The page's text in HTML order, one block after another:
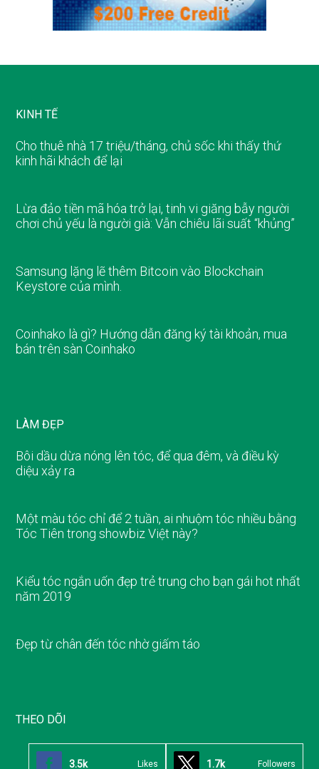
KINH TẾ
Cho thuê nhà 17 triệu/tháng, chủ sốc khi thấy thứ
kinh hãi khách để lại
Lừa đảo tiền mã hóa trở lại, tinh vi giăng bẫy người
chơi chủ yếu là người già: Vẫn chiêu lãi suất “khủng”
Samsung lặng lẽ thêm Bitcoin vào Blockchain
Keystore của mình.
Coinhako là gì? Hướng dẫn đăng ký tài khoản, mua
bán trên sàn Coinhako
LÀM ĐẸP
Bôi dầu dừa nóng lên tóc, để qua đêm, và điều kỳ
diệu xảy ra
Một màu tóc chỉ để 2 tuần, ai nhuộm tóc nhiều bằng
Tóc Tiên trong showbiz Việt này?
Kiểu tóc ngắn uốn đẹp trẻ trung cho bạn gái hot nhất
năm 2019
Đẹp từ chân đến tóc nhờ giấm táo
THEO DÕI
3.5k Likes 1.7k Followers